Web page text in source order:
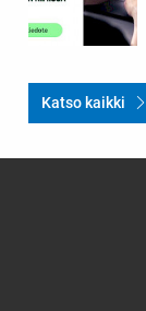
Katso kaikki